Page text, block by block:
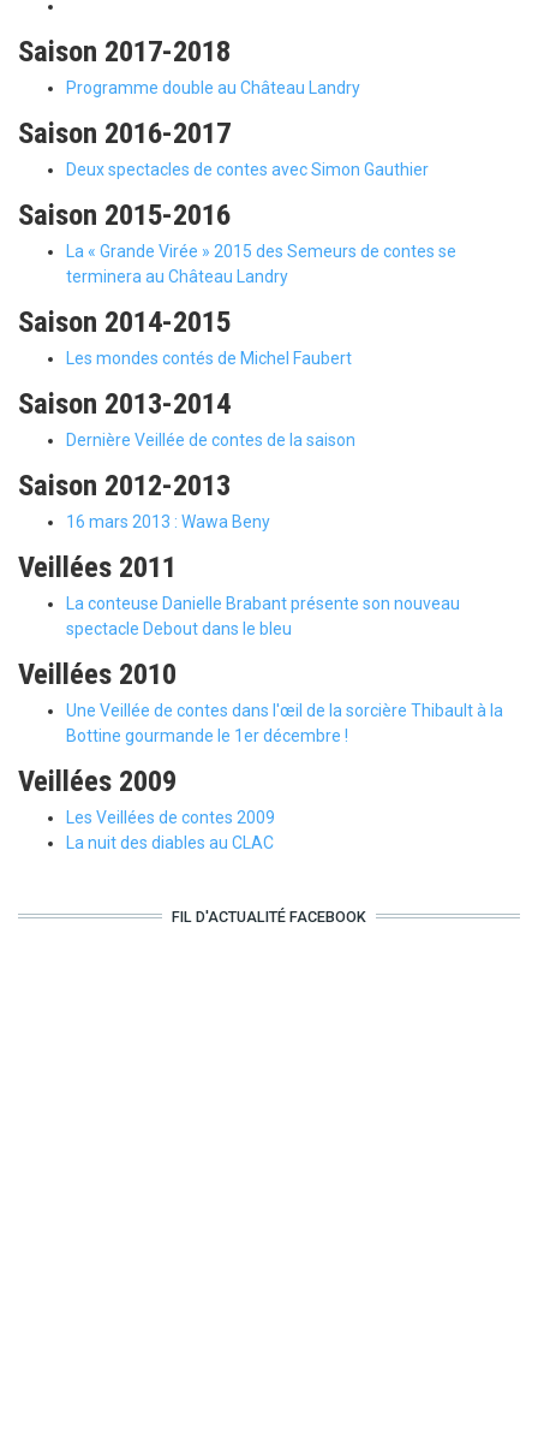
Saison 2017-2018
Programme double au Château Landry
Saison 2016-2017
Deux spectacles de contes avec Simon Gauthier
Saison 2015-2016
La « Grande Virée » 2015 des Semeurs de contes se
terminera au Château Landry
Saison 2014-2015
Les mondes contés de Michel Faubert
Saison 2013-2014
Dernière Veillée de contes de la saison
Saison 2012-2013
16 mars 2013 : Wawa Beny
Veillées 2011
La conteuse Danielle Brabant présente son nouveau
spectacle Debout dans le bleu
Veillées 2010
Une Veillée de contes dans l'œil de la sorcière Thibault à la
Bottine gourmande le 1er décembre !
Veillées 2009
Les Veillées de contes 2009
La nuit des diables au CLAC
FIL D'ACTUALITÉ FACEBOOK